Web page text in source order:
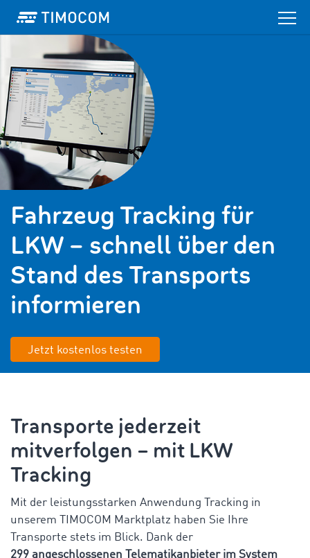
Fahrzeug Tracking für
LKW – schnell über den
Stand des Transports
informieren
Jetzt kostenlos testen
Transporte jederzeit
mitverfolgen – mit LKW
Tracking
Mit der leistungsstarken Anwendung Tracking in
unserem TIMOCOM Marktplatz haben Sie Ihre
Transporte stets im Blick. Dank der
299 angeschlossenen Telematikanbieter im System